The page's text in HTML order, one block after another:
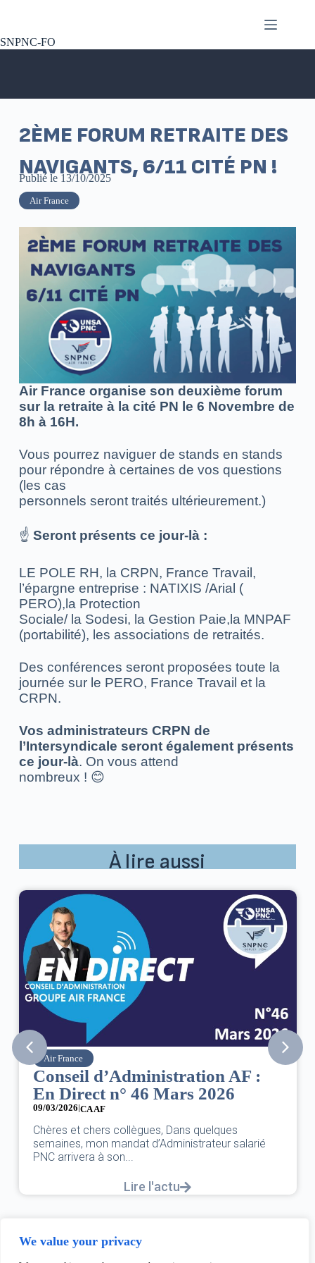
We value your privacy
SNPNC-FO
2ÈME FORUM RETRAITE DES
NAVIGANTS, 6/11 CITÉ PN !
Publié le 13/10/2025
Air France
Air France organise son deuxième forum
sur la retraite à la cité PN le 6 Novembre de
8h à 16H.
Vous pourrez naviguer de stands en stands
pour répondre à certaines de vos questions
(les cas
personnels seront traités ultérieurement.)
☝️ Seront présents ce jour-là :
LE POLE RH, la CRPN, France Travail,
l’épargne entreprise : NATIXIS /Arial (
PERO),la Protection
Sociale/ la Sodesi, la Gestion Paie,la MNPAF
(portabilité), les associations de retraités.
Des conférences seront proposées toute la
journée sur le PERO, France Travail et la
CRPN.
Vos administrateurs CRPN de
l’Intersyndicale seront également présents
ce jour-là. On vous attend
nombreux ! 😊
À lire aussi
Air France
Conseil d’Administration AF :
En Direct n° 46 Mars 2026
09/03/2026|CA AF
Chères et chers collègues, Dans quelques
semaines, mon mandat d’Administrateur salarié
PNC arrivera à son...
Lire l'actu